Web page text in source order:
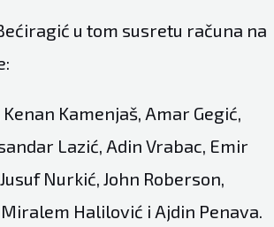
u tom susretu računa na
Kamenjaš, Amar Gegić,
Lazić, Adin Vrabac, Emir
Nurkić, John Roberson,
Halilović i Ajdin Penava.